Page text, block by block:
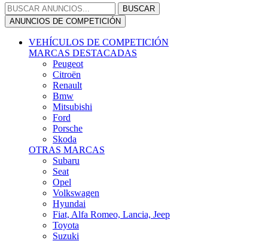
BUSCAR
ANUNCIOS DE COMPETICIÓN
VEHÍCULOS DE COMPETICIÓN
MARCAS DESTACADAS
Peugeot
Citroën
Renault
Bmw
Mitsubishi
Ford
Porsche
Skoda
OTRAS MARCAS
Subaru
Seat
Opel
Volkswagen
Hyundai
Fiat, Alfa Romeo, Lancia, Jeep
Toyota
Suzuki